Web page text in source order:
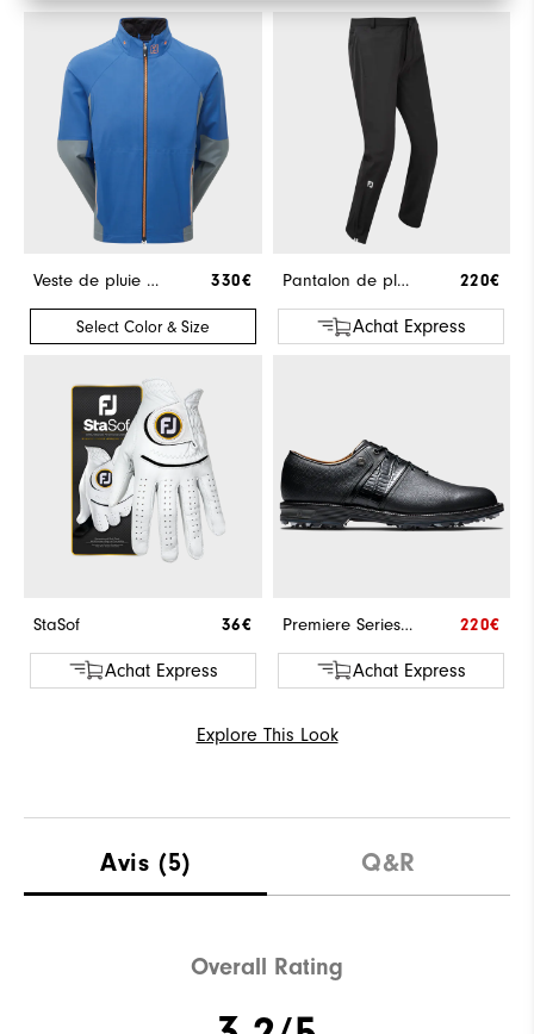
Veste de pluie HydroTour 330€
Select Color & Size
Pantalon de pluie FJ HydroTour 220€
Achat Express
StaSof 36€
Achat Express
Premiere Series Packard 220€
Achat Express
Explore This Look
Avis (5) Q&R
Overall Rating